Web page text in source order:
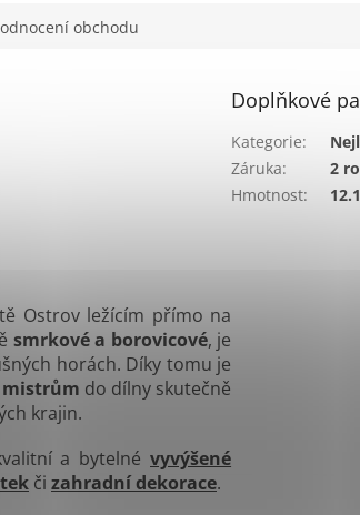
obchodu
Ostrov ležícím přímo na
smrkové a borovicové, je
horách. Díky tomu je
do dílny skutečně
krajin.
a bytelnévyvýšené
či zahradní dekorace.
Doplňkové
Kategorie:
Záruka:
2
Hmotnost: